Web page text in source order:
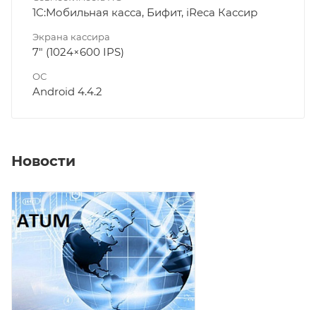
1C:Мобильная касса, Бифит, iReca Кассир
Экрана кассира
7" (1024×600 IPS)
ОС
Android 4.4.2
Новости